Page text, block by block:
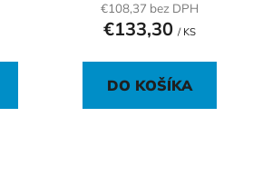
€108,37 bez DPH
€133,30 / KS
DO KOŠÍKA